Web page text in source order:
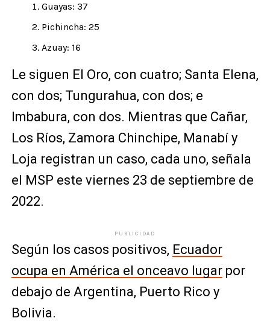
Guayas: 37
Pichincha: 25
Azuay: 16
Le siguen El Oro, con cuatro; Santa Elena,
con dos; Tungurahua, con dos; e
Imbabura, con dos. Mientras que Cañar,
Los Ríos, Zamora Chinchipe, Manabí y
Loja registran un caso, cada uno, señala
el MSP este viernes 23 de septiembre de
2022.
PUBLICIDAD
Según los casos positivos, Ecuador
ocupa en América el onceavo lugarpor
debajo de Argentina, Puerto Rico y
Bolivia.